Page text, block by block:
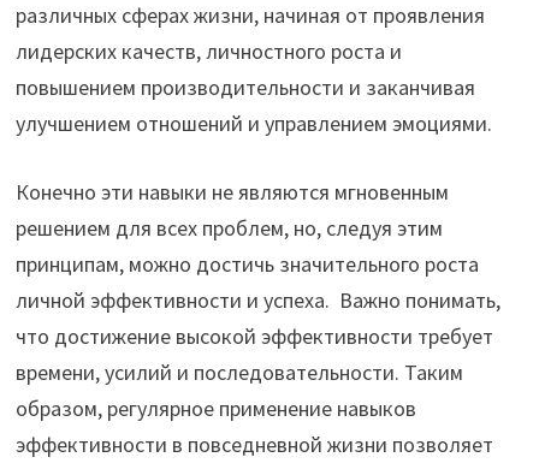
различных сферах жизни, начиная от проявления
лидерских качеств, личностного роста и
повышением производительности и заканчивая
улучшением отношений и управлением эмоциями.
Конечно эти навыки не являются мгновенным
решением для всех проблем, но, следуя этим
принципам, можно достичь значительного роста
личной эффективности и успеха. Важно понимать,
что достижение высокой эффективности требует
времени, усилий и последовательности. Таким
образом, регулярное применение навыков
эффективности в повседневной жизни позволяет